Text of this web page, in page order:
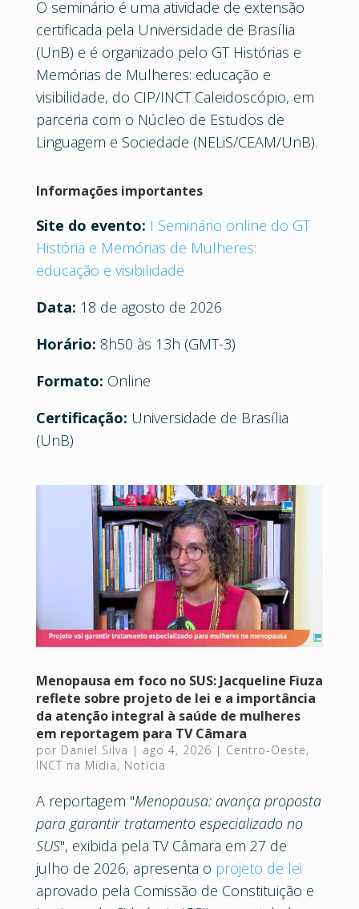
O seminário é uma atividade de extensão
certificada pela Universidade de Brasília
(UnB) e é organizado pelo GT Histórias e
Memórias de Mulheres: educação e
visibilidade, do CIP/INCT Caleidoscópio, em
parceria com o Núcleo de Estudos de
Linguagem e Sociedade (NELiS/CEAM/UnB).
Informações importantes
Site do evento: I Seminário online do GT
História e Memórias de Mulheres:
educação e visibilidade
Data: 18 de agosto de 2026
Horário: 8h50 às 13h (GMT-3)
Formato: Online
Certificação: Universidade de Brasília
(UnB)
Menopausa em foco no SUS: Jacqueline Fiuza
reflete sobre projeto de lei e a importância
da atenção integral à saúde de mulheres
em reportagem para TV Câmara
por Daniel Silva | ago 4, 2026 | Centro-Oeste,
INCT na Mídia, Notícia
A reportagem "Menopausa: avança proposta
para garantir tratamento especializado no
SUS", exibida pela TV Câmara em 27 de
julho de 2026, apresenta o projeto de lei
aprovado pela Comissão de Constituição e